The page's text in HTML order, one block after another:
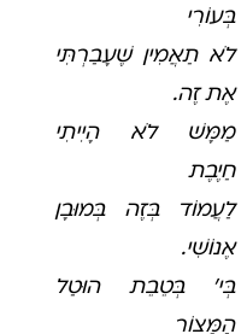
בְּעוֹרִי
לֹא תַאֲמִין שֶׁעָבַרְתִּי
אֶת זֶה.
מַמָּשׁ לֹא הָיִיתִי
חַיֶבֶת
לַעֲמוֹד בְּזֶה בְּמוּבָן
אֶנוֹשִׁי.
בְּי' בְּטֵבֵת הוּטַל
הַמָּצוֹר